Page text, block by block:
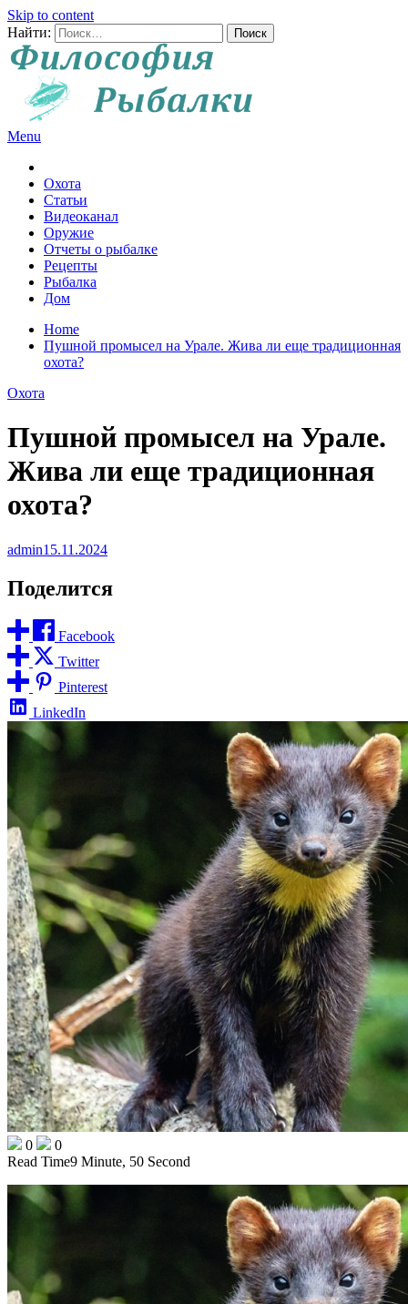
Skip to content
Найти:
Menu
Охота
Статьи
Видеоканал
Оружие
Отчеты о рыбалке
Рецепты
Рыбалка
Дом
Home
Пушной промысел на Урале. Жива ли еще традиционная
охота?
Охота
Пушной промысел на Урале.
Жива ли еще традиционная
охота?
admin15.11.2024
Поделится
Facebook
Twitter
Pinterest
LinkedIn
0
0
Read Time9 Minute, 50 Second